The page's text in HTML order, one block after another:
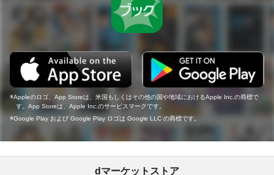
Appleのロゴ、App Storeは、米国もしくはその他の国や地域におけるApple Inc.の商標で
す。App Storeは、Apple Inc.のサービスマークです。
Google Play および Google Play ロゴは Google LLC の商標です。
dマーケットストア